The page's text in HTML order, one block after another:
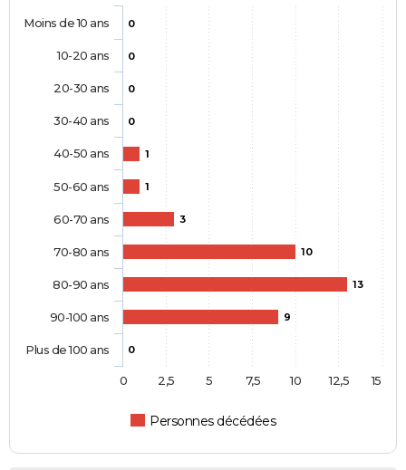
0
0
0
0
1
1
3
10
13
9
0
Personnes décédées
Moins de 10 ans
10-20 ans
20-30 ans
30-40 ans
40-50 ans
50-60 ans
60-70 ans
70-80 ans
80-90 ans
90-100 ans
Plus de 100 ans
0 2,5 5 7,5 10 12,5 15